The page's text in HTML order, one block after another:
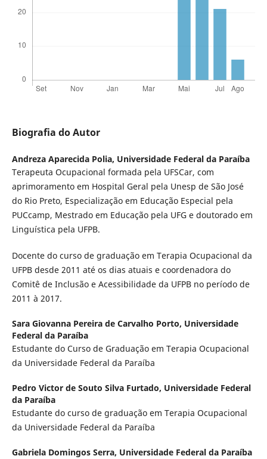
Biografia do Autor
Andreza Aparecida Polia, Universidade Federal da Paraíba
Terapeuta Ocupacional formada pela UFSCar, com
aprimoramento em Hospital Geral pela Unesp de São José
do Rio Preto, Especialização em Educação Especial pela
PUCcamp, Mestrado em Educação pela UFG e doutorado em
Linguística pela UFPB.
Docente do curso de graduação em Terapia Ocupacional da
UFPB desde 2011 até os dias atuais e coordenadora do
Comitê de Inclusão e Acessibilidade da UFPB no período de
2011 à 2017.
Sara Giovanna Pereira de Carvalho Porto, Universidade
Federal da Paraíba
Estudante do Curso de Graduação em Terapia Ocupacional
da Universidade Federal da Paraíba
Pedro Victor de Souto Silva Furtado, Universidade Federal
da Paraíba
Estudante do curso de graduação em Terapia Ocupacional
da Universidade Federal da Paraíba
Gabriela Domingos Serra, Universidade Federal da Paraíba